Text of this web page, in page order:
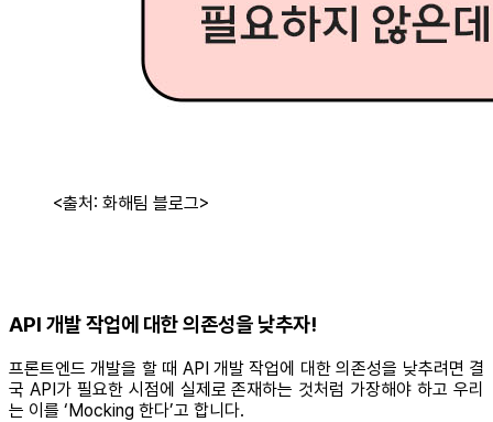
<출처: 화해팀 블로그>
API 개발 작업에 대한 의존성을 낮추자!
프론트엔드 개발을 할 때 API 개발 작업에 대한 의존성을 낮추려면 결
국 API가 필요한 시점에 실제로 존재하는 것처럼 가장해야 하고 우리
는 이를 ‘Mocking 한다’고 합니다.